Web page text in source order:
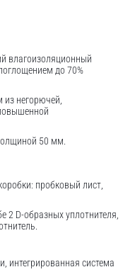
влагоизоляционный
до 70%
из негорючей,
50 мм.
пробковый лист,
2 D-образных уплотнителя,
интегрированная система